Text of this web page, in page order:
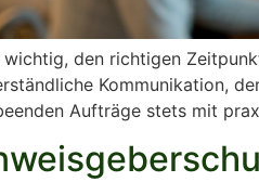
wichtig, den richtigen
Kommunikation,
Aufträge stets mit